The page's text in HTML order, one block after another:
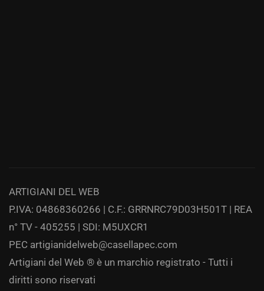
ARTIGIANI DEL WEB
P.IVA: 04868360266 | C.F.: GRRNRC79D03H501T | REA
n° TV - 405255 | SDI: M5UXCR1
PEC artigianidelweb@casellapec.com
Artigiani del Web ® è un marchio registrato - Tutti i
diritti sono riservati